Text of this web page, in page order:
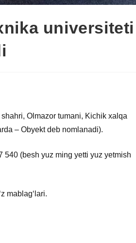
universiteti
Olmazor tumani, Kichik xalqa
– Obyekt deb nomlanadi).
540 (besh yuz ming yetti yuz yetmish
mablagʻlari.